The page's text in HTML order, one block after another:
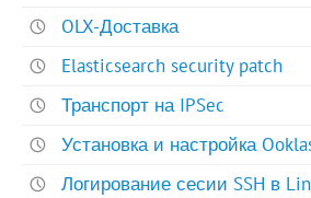
OLX-Доставка
Elasticsearch security patch
Транспорт на IPSec
Установка и настройка
Логирование сесии SSH в